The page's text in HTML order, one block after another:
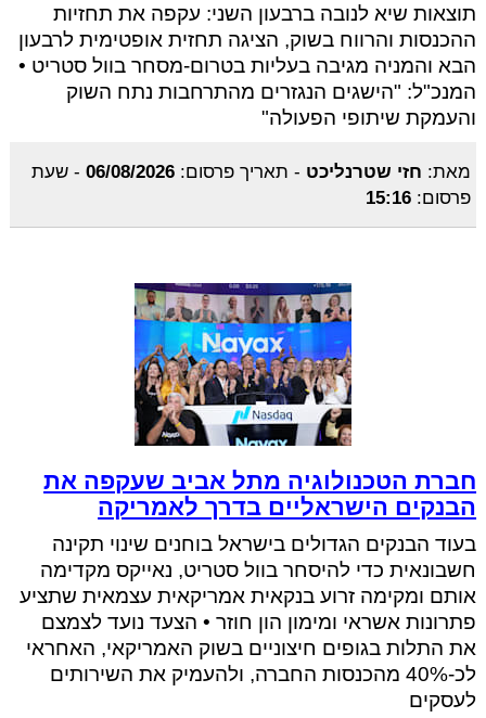
תוצאות שיא לנובה ברבעון השני: עקפה את תחזיות
ההכנסות והרווח בשוק, הציגה תחזית אופטימית לרבעון
הבא והמניה מגיבה בעליות בטרום-מסחר בוול סטריט •
המנכ"ל: "הישגים הנגזרים מהתרחבות נתח השוק
והעמקת שיתופי הפעולה"
מאת: חזי שטרנליכט - תאריך פרסום: 06/08/2026
- שעת
פרסום: 15:16
חברת הטכנולוגיה מתל אביב שעקפה את
הבנקים הישראליים בדרך לאמריקה
בעוד הבנקים הגדולים בישראל בוחנים שינוי תקינה
חשבונאית כדי להיסחר בוול סטריט, נאייקס מקדימה
אותם ומקימה זרוע בנקאית אמריקאית עצמאית שתציע
פתרונות אשראי ומימון הון חוזר • הצעד נועד לצמצם
את התלות בגופים חיצוניים בשוק האמריקאי, האחראי
לכ-40% מהכנסות החברה, ולהעמיק את השירותים
לעסקים